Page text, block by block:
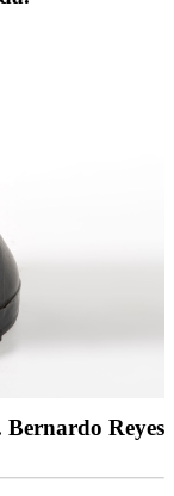
Reyes